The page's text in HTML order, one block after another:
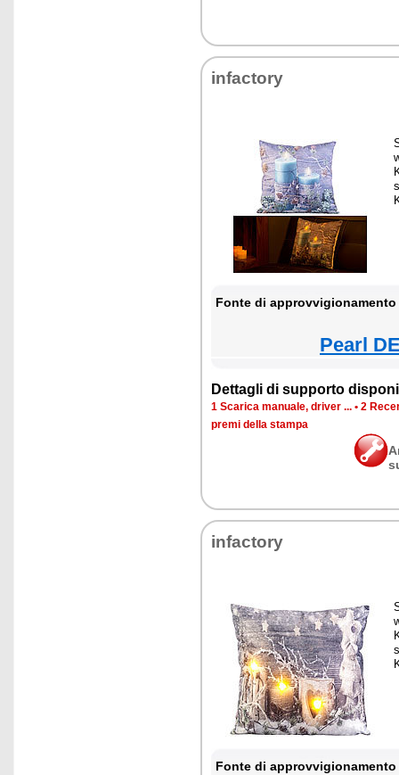
infactory
Fonte di
Pearl
Dettagli di supporto
1 Scarica manuale, driver ... • 2
premi della stampa
infactory
Fonte di